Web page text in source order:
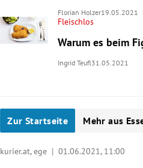
Florian Holzer19.05.2021
Fleischlos
Warum es beim
Ingrid Teufl31.05.2021
Zur Startseite Mehr aus
kurier.at, ege |01.06.2021, 11:00